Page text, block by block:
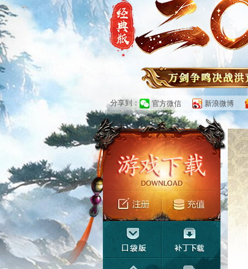
分享到： 官方微信 新浪微博